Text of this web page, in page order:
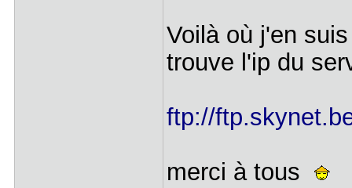
Voilà où j'en
trouve l'ip du
ftp://
merci à tous